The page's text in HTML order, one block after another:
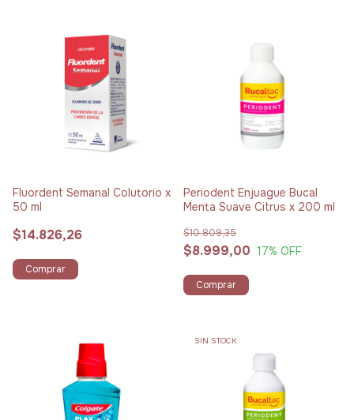
Fluordent Semanal Colutorio x
50 ml
$14.826,26
Comprar
Periodent Enjuague Bucal
Menta Suave Citrus x 200 ml
$8.999,00
$10.809,35
17% OFF
Comprar
SIN STOCK